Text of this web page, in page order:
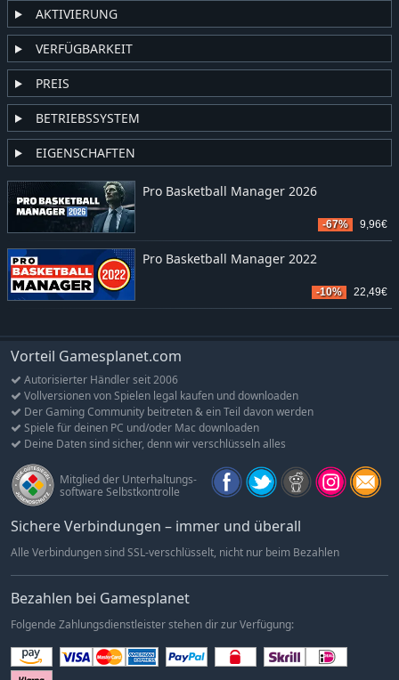
Pro Basketball Manager 2026
-67% 9,96€
Pro Basketball Manager 2022
-10% 22,49€
AKTIVIERUNG
VERFÜGBARKEIT
PREIS
BETRIEBSSYSTEM
EIGENSCHAFTEN
Vorteil Gamesplanet.com
Autorisierter Händler seit 2006
Vollversionen von Spielen legal kaufen und downloaden
Der Gaming Community beitreten & ein Teil davon werden
Spiele für deinen PC und/oder Mac downloaden
Deine Daten sind sicher, denn wir verschlüsseln alles
Mitglied der Unterhaltungs-
software Selbstkontrolle
Sichere Verbindungen – immer und überall
Alle Verbindungen sind SSL-verschlüsselt, nicht nur beim Bezahlen
Bezahlen bei Gamesplanet
Folgende Zahlungsdienstleister stehen dir zur Verfügung: